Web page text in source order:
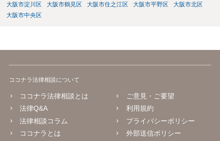
大阪市淀川区
大阪市鶴見区 大阪市住之江区 大阪市平野区
大阪市北区
大阪市中央区
ココナラ法律相談について
ココナラ法律相談とは
法律Q&A
法律相談コラム
ココナラとは
ご意見・ご要望
利用規約
プライバシーポリシー
外部送信ポリシー